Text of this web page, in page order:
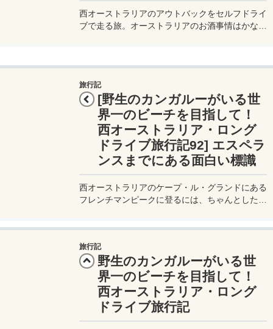
西オーストラリアのアウトバックをセルフドライ
ブで走る旅。オーストラリアのお酒事情はかなり
旅行記
[野生のカンガルーがいる世
界一のビーチを目指して！
西オーストラリア・ロング
ドライブ旅行記92] エスペラ
ンスまでにある面白い標識
西オーストラリアのケープ・ル・グランドにある
フレンチマンピークに登るには、ちゃんとした登
旅行記
野生のカンガルーがいる世
界一のビーチを目指して！
西オーストラリア・ロング
ドライブ旅行記